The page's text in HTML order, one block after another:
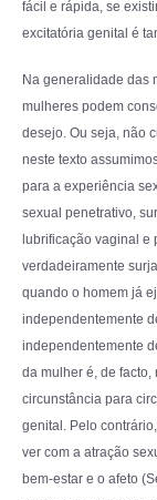
fácil e rápida, se
excitatória genital é
Na generalidade das
mulheres podem
desejo. Ou seja, não
neste texto
para a experiência
sexual penetrativo,
lubrificação vaginal e
verdadeiramente
quando o homem já
independentemente
independentemente
da mulher é, de
circunstância para
genital. Pelo
ver com a atração
bem-estar e o afeto